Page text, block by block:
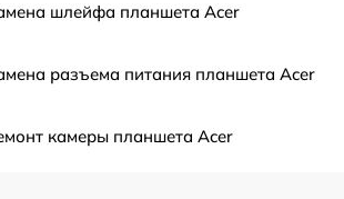
шлейфа планшета Acer
разъема питания планшета Acer
камеры планшета Acer